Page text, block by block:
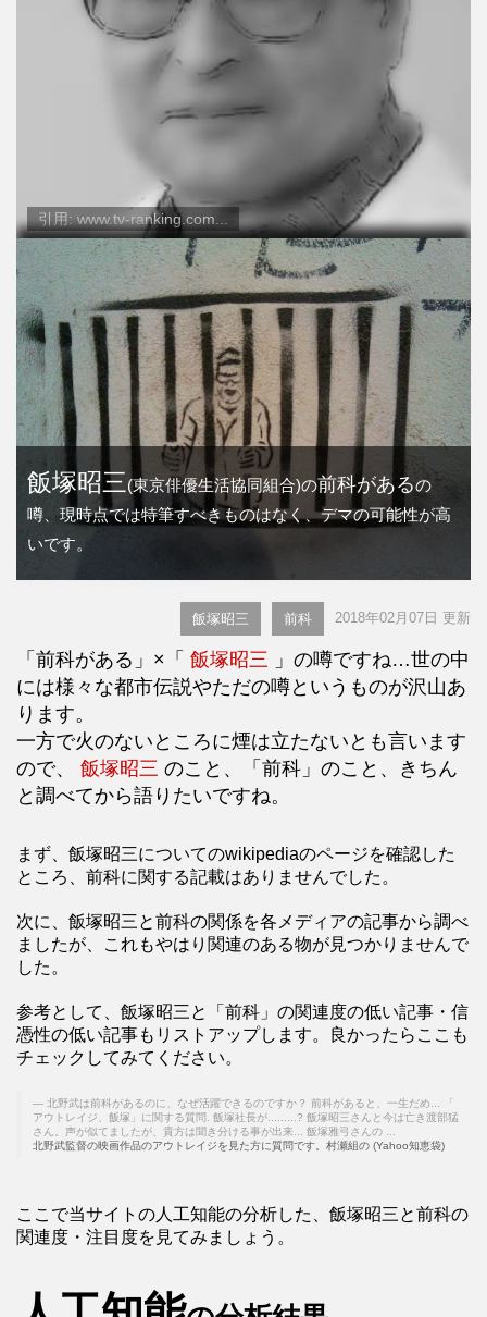
引用: www.tv-ranking.com...
飯塚昭三(東京俳優生活協同組合)の前科があるの
噂、現時点では特筆すべきものはなく、デマの可能性が高
いです。
飯塚昭三 前科 2018年02月07日 更新
「前科がある」×「 飯塚昭三 」の噂ですね…世の中
には様々な都市伝説やただの噂というものが沢山あ
ります。
一方で火のないところに煙は立たないとも言います
ので、 飯塚昭三 のこと、「前科」のこと、きちん
と調べてから語りたいですね。
まず、飯塚昭三についてのwikipediaのページを確認した
ところ、前科に関する記載はありませんでした。
次に、飯塚昭三と前科の関係を各メディアの記事から調べ
ましたが、これもやはり関連のある物が見つかりませんで
した。
参考として、飯塚昭三と「前科」の関連度の低い記事・信
憑性の低い記事もリストアップします。良かったらここも
チェックしてみてください。
北野武は前科があるのに、なぜ活躍できるのですか？ 前科があると、一生だめ... 「
アウトレイジ、飯塚」に関する質問. 飯塚社長が.........? 飯塚昭三さんと今は亡き渡部猛
さん。声が似てましたが、貴方は聞き分ける事が出来... 飯塚雅弓さんの ...
北野武監督の映画作品のアウトレイジを見た方に質問です。村瀬組の (Yahoo知恵袋)
ここで当サイトの人工知能の分析した、飯塚昭三と前科の
関連度・注目度を見てみましょう。